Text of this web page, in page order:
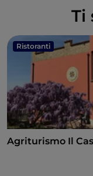
Ti
Ristoranti
Agriturismo Il